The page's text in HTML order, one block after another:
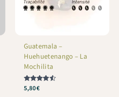
Guatemala –
Huehuetenango – La
Mochilita
Note
4.51
5,80€